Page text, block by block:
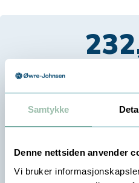
Samtykke
Denne nettsiden anvender
Vi bruker
Velg
2På lager
2Stk i Trondheim